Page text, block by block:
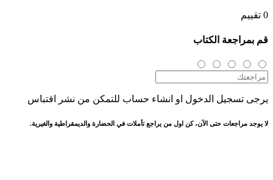
0 تقييم
قم بمراجعة الكتاب
يرجى تسجيل الدخول او انشاء حساب للتمكن من نشر اقتباس
لا يوجد مراجعات حتى الآن، كن اول من يراجع تأملات في الحضارة والديمقراطية والغيرية.